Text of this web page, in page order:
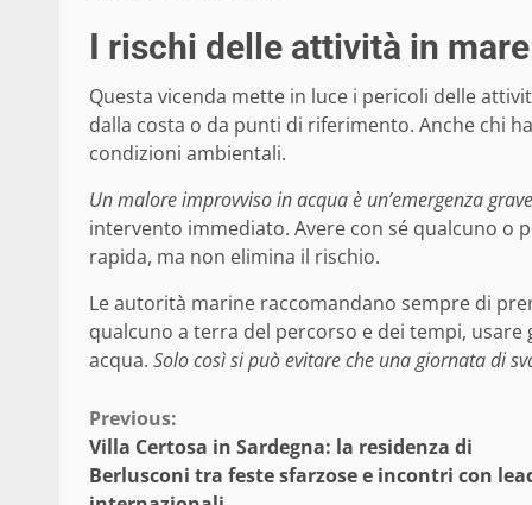
I rischi delle attività in
Questa vicenda mette in luce i pericoli delle
dalla costa o da punti di riferimento. Anche chi
condizioni ambientali.
Un malore improvviso in acqua è un’emergenza
intervento immediato. Avere con sé qualcuno o
rapida, ma non elimina il rischio.
Le autorità marine raccomandano sempre di
qualcuno a terra del percorso e dei tempi,
acqua. Solo così si può evitare che una giornata di
Continue
Reading
Previous:
Villa Certosa in Sardegna: la residenza di
Berlusconi tra feste sfarzose e incontri con